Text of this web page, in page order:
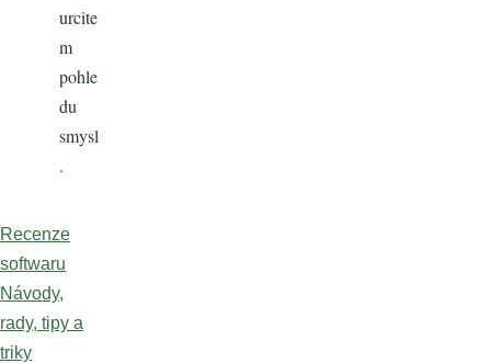
urcite
m
pohle
du
smysl
.
Recenze
softwaru
Návody,
rady, tipy a
triky